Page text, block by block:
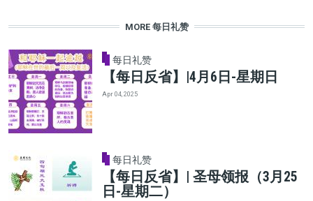
MORE 每日礼赞
每日礼赞
【每日反省】|4月6日-星期日
Apr 04, 2025
每日礼赞
【每日反省】| 圣母领报（3月25
日-星期二）